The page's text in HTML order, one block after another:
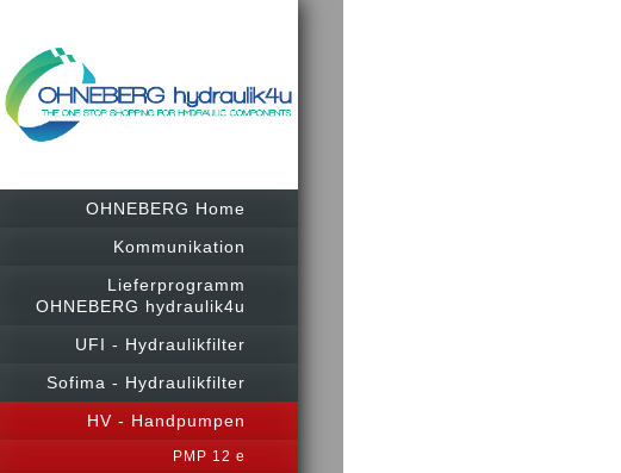
OHNEBERG Home
Kommunikation
Lieferprogramm
OHNEBERG hydraulik4u
UFI - Hydraulikfilter
Sofima - Hydraulikfilter
HV - Handpumpen
PMP 12 e